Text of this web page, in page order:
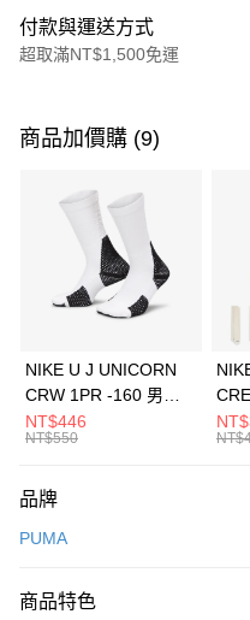
付款與運送方式
超取滿NT$1,500免運
信用卡一次付款
3 期 0 利率 每期
合作金庫商業銀行
華南商業銀行
上海商業儲蓄銀行
元大商業銀行
台灣樂天信用卡公司
Apple Pay
全盈+PAY
AFTEE先享後付
【關於「AFTEE先享後付」】
便利好安心！
３．安心：先確認商品／服務後，
運送方式
每筆NT$100，滿NT$1,500(含
商品加價購 (9)
NIKE U J UNICORN
CRW 1PR -160 男女
中統襪 FZ3393100
NT$446
NT$550
品牌
PUMA
商品特色